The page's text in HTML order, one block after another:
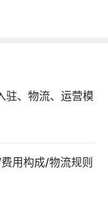
驻、物流、运营模
用构成/物流规则